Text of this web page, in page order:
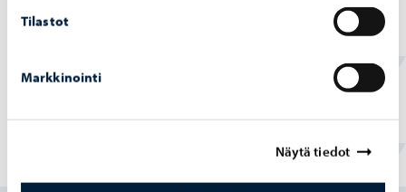
Tilastot
Markkinointi
Näytä tiedot
Ota yhteyttä!
Kaikissa harjoitteluihin liittyvissä asioissa voit olla
työelämäkoordinaattoriin.